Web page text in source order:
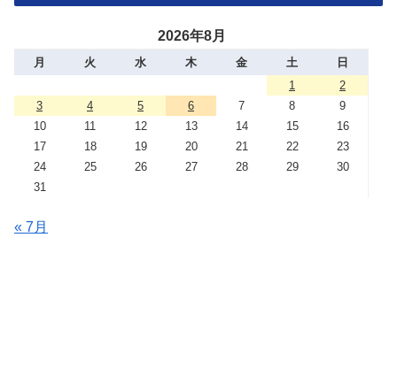
2026年8月
月 火 水 木 金 土
日
1
2
3
4 5 6 7 8
9
10
11 12 13 14 15
16
17
18 19 20 21 22
23
24
25 26 27 28 29
30
31
« 7月